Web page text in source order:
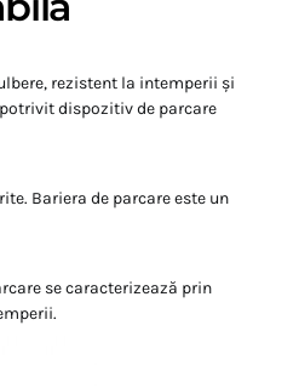
rezistent la intemperii și
dispozitiv de parcare
Bariera de parcare este un
se caracterizează prin